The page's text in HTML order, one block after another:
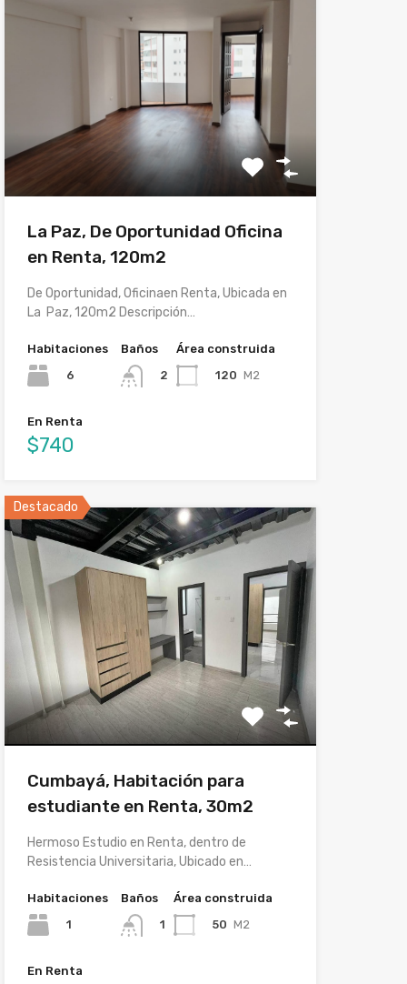
La Paz, De Oportunidad Oficina
en Renta, 120m2
De Oportunidad, Oficinaen Renta, Ubicada en
La Paz, 120m2 Descripción…
Habitaciones
6
Baños
2
Área construida
120 M2
En Renta
$740
Destacado
Cumbayá, Habitación para
estudiante en Renta, 30m2
Hermoso Estudio en Renta, dentro de
Resistencia Universitaria, Ubicado en…
Habitaciones
1
Baños
1
Área construida
50 M2
En Renta